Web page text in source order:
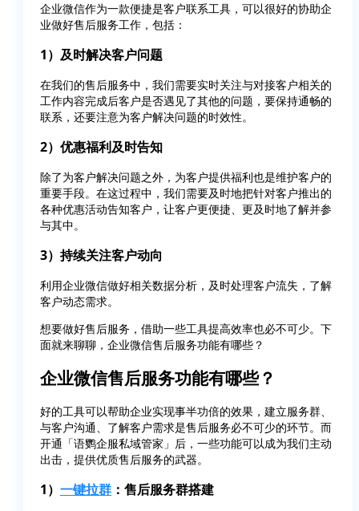
企业微信作为一款便捷是客户联系工具，可以很好的协助企
业做好售后服务工作，包括：
1）及时解决客户问题
在我们的售后服务中，我们需要实时关注与对接客户相关的
工作内容完成后客户是否遇见了其他的问题，要保持通畅的
联系，还要注意为客户解决问题的时效性。
2）优惠福利及时告知
除了为客户解决问题之外，为客户提供福利也是维护客户的
重要手段。在这过程中，我们需要及时地把针对客户推出的
各种优惠活动告知客户，让客户更便捷、更及时地了解并参
与其中。
3）持续关注客户动向
利用企业微信做好相关数据分析，及时处理客户流失，了解
客户动态需求。
想要做好售后服务，借助一些工具提高效率也必不可少。下
面就来聊聊，企业微信售后服务功能有哪些？
企业微信售后服务功能有哪些？
好的工具可以帮助企业实现事半功倍的效果，建立服务群、
与客户沟通、了解客户需求是售后服务必不可少的环节。而
开通「语鹦企服私域管家」后，一些功能可以成为我们主动
出击，提供优质售后服务的武器。
1） 一键拉群 ：售后服务群搭建